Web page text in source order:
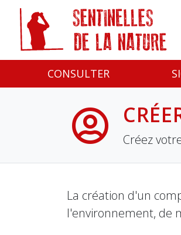
CONSULTER
Créez
La création d'un
l'environnement, de
Panneau de gestion des cookies